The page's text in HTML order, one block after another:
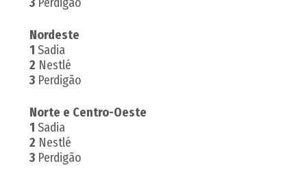
Nordeste
1 Sadia
2 Nestlé
3 Perdigão
Norte e Centro-Oeste
1 Sadia
2 Nestlé
3 Perdigão